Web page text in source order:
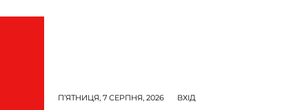
П’ЯТНИЦЯ, 7 СЕРПНЯ, 2026 ВХІД